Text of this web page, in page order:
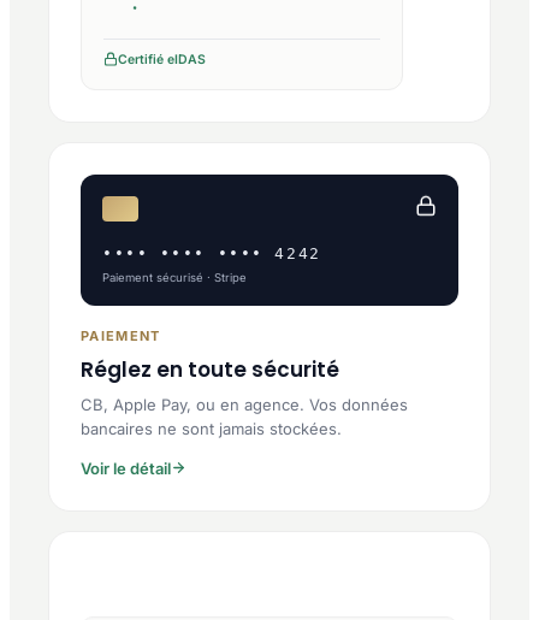
Certifié eIDAS
•••• •••• •••• 4242
Paiement sécurisé · Stripe
PAIEMENT
Réglez en toute sécurité
CB, Apple Pay, ou en agence. Vos données
bancaires ne sont jamais stockées.
Voir le détail